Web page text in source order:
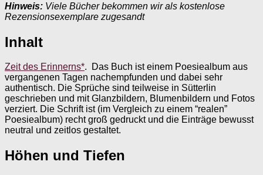
Hinweis: Viele Bücher bekommen wir als kostenlose
Rezensionsexemplare zugesandt
Inhalt
Zeit des Erinnerns*. Das Buch ist einem Poesiealbum aus
vergangenen Tagen nachempfunden und dabei sehr
authentisch. Die Sprüche sind teilweise in Sütterlin
geschrieben und mit Glanzbildern, Blumenbildern und Fotos
verziert. Die Schrift ist (im Vergleich zu einem “realen”
Poesiealbum) recht groß gedruckt und die Einträge bewusst
neutral und zeitlos gestaltet.
Höhen und Tiefen